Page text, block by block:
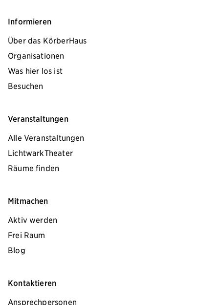
Informieren
Über das KörberHaus
Organisationen
Was hier los ist
Besuchen
Veranstaltungen
Alle Veranstaltungen
LichtwarkTheater
Räume finden
Mitmachen
Aktiv werden
Frei Raum
Blog
Kontaktieren
Ansprechpersonen